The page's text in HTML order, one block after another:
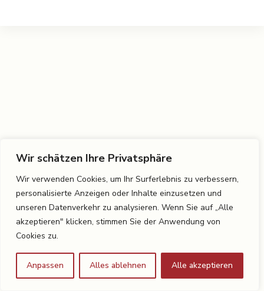
Wir schätzen Ihre Privatsphäre
Wir verwenden Cookies, um Ihr Surferlebnis zu verbessern,
personalisierte Anzeigen oder Inhalte einzusetzen und
unseren Datenverkehr zu analysieren. Wenn Sie auf „Alle
akzeptieren" klicken, stimmen Sie der Anwendung von
Cookies zu.
Anpassen Alles ablehnen Alle akzeptieren